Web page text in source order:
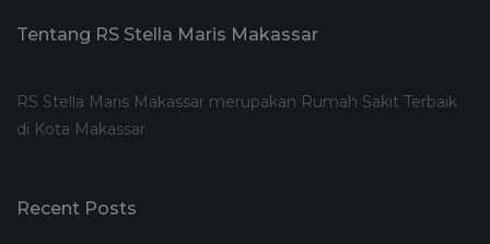
Tentang RS Stella Maris Makassar
RS Stella Maris Makassar merupakan Rumah Sakit Terbaik
di Kota Makassar
Recent Posts